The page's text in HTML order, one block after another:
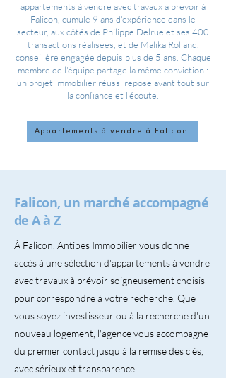
appartements à vendre avec travaux à prévoir à
Falicon, cumule 9 ans d'expérience dans le
secteur, aux côtés de Philippe Delrue et ses 400
transactions réalisées, et de Malika Rolland,
conseillère engagée depuis plus de 5 ans. Chaque
membre de l'équipe partage la même conviction :
un projet immobilier réussi repose avant tout sur
la confiance et l'écoute.
Appartements à vendre à Falicon
Falicon, un marché accompagné
de A à Z
À Falicon, Antibes Immobilier vous donne
accès à une sélection d'appartements à vendre
avec travaux à prévoir soigneusement choisis
pour correspondre à votre recherche. Que
vous soyez investisseur ou à la recherche d'un
nouveau logement, l'agence vous accompagne
du premier contact jusqu'à la remise des clés,
avec sérieux et transparence.